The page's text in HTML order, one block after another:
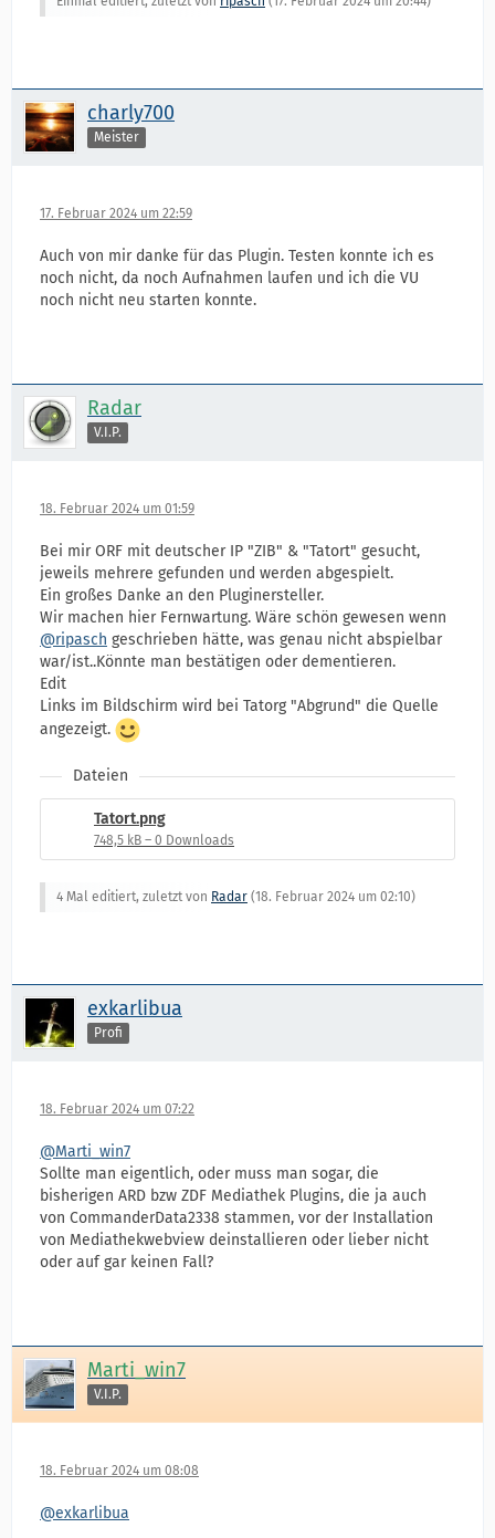
charly700
Meister
17. Februar 2024 um 22:59
Auch von mir danke für das Plugin. Testen konnte ich es
noch nicht, da noch Aufnahmen laufen und ich die VU
noch nicht neu starten konnte.
Radar
V.I.P.
18. Februar 2024 um 01:59
Bei mir ORF mit deutscher IP "ZIB" & "Tatort" gesucht,
jeweils mehrere gefunden und werden abgespielt.
Ein großes Danke an den Pluginersteller.
Wir machen hier Fernwartung. Wäre schön gewesen wenn
@ripasch geschrieben hätte, was genau nicht abspielbar
war/ist..Könnte man bestätigen oder dementieren.
Edit
Links im Bildschirm wird bei Tatorg "Abgrund" die Quelle
angezeigt.
Dateien
Tatort.png
748,5 kB – 0 Downloads
4 Mal editiert, zuletzt von Radar (18. Februar 2024 um 02:10)
exkarlibua
Profi
18. Februar 2024 um 07:22
@Marti_win7
Sollte man eigentlich, oder muss man sogar, die
bisherigen ARD bzw ZDF Mediathek Plugins, die ja auch
von CommanderData2338 stammen, vor der Installation
von Mediathekwebview deinstallieren oder lieber nicht
oder auf gar keinen Fall?
Marti_win7
V.I.P.
18. Februar 2024 um 08:08
@exkarlibua